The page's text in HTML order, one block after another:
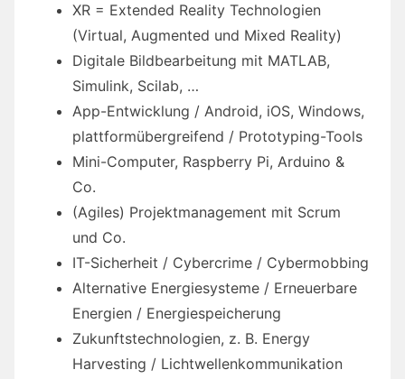
XR = Extended Reality Technologien
(Virtual, Augmented und Mixed Reality)
Digitale Bildbearbeitung mit MATLAB,
Simulink, Scilab, …
App-Entwicklung / Android, iOS, Windows,
plattformübergreifend / Prototyping-Tools
Mini-Computer, Raspberry Pi, Arduino &
Co.
(Agiles) Projektmanagement mit Scrum
und Co.
IT-Sicherheit / Cybercrime / Cybermobbing
Alternative Energiesysteme / Erneuerbare
Energien / Energiespeicherung
Zukunftstechnologien, z. B. Energy
Harvesting / Lichtwellenkommunikation